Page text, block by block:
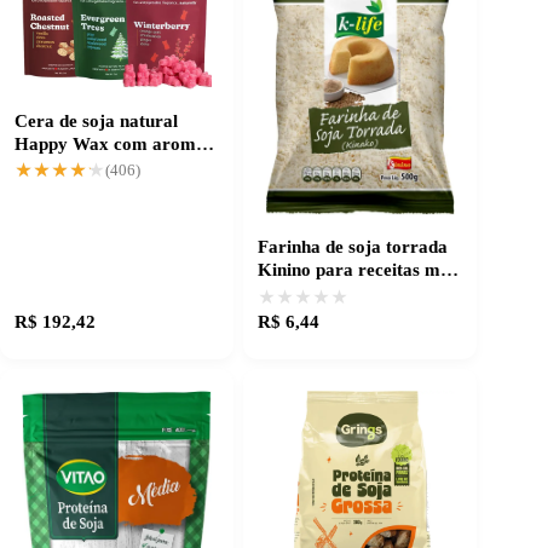
Cera de soja natural
Happy Wax com aromas
exclusivos de inverno
★★★★★
★★★★★ (406)
R$ 192,42
Farinha de soja torrada
Kinino para receitas mais
ricas e saborosas
★★★★★
★★★★★
R$ 6,44